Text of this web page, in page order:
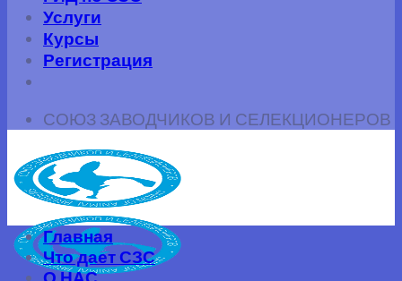
Услуги
Курсы
Регистрация
СОЮЗ ЗАВОДЧИКОВ И СЕЛЕКЦИОНЕРОВ
Главная
Что дает СЗС